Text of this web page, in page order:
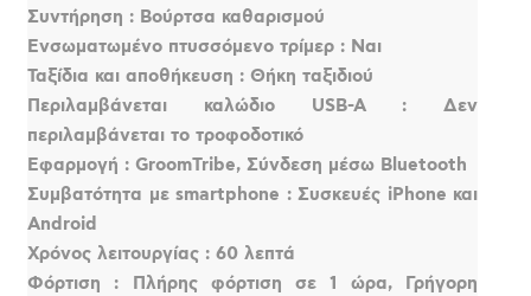
Συντήρηση : Βούρτσα καθαρισμού
Ενσωματωμένο πτυσσόμενο τρίμερ : Ναι
Ταξίδια και αποθήκευση : Θήκη ταξιδιού
Περιλαμβάνεται καλώδιο USB-A : Δεν
περιλαμβάνεται το τροφοδοτικό
Εφαρμογή : GroomTribe, Σύνδεση μέσω Bluetooth
Συμβατότητα με smartphone : Συσκευές iPhone και
Android
Χρόνος λειτουργίας : 60 λεπτά
Φόρτιση : Πλήρης φόρτιση σε 1 ώρα, Γρήγορη